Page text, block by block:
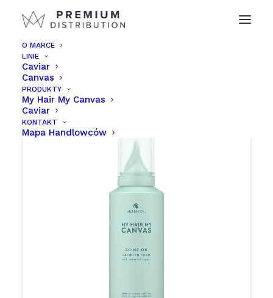
O MARCE
LINIE
Caviar
Canvas
PRODUKTY
My Hair My Canvas
Caviar
KONTAKT
Mapa Handlowców